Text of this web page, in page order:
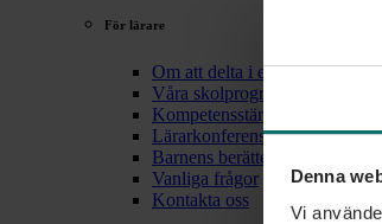
Denna
Vi
För lärare
Om att delta i ett skolprogram
Våra skolprogram
Kompetensstärkande lärarstöd
Lärarkonferenser
Barnens berättelser
Vanliga frågor
Kontakta oss